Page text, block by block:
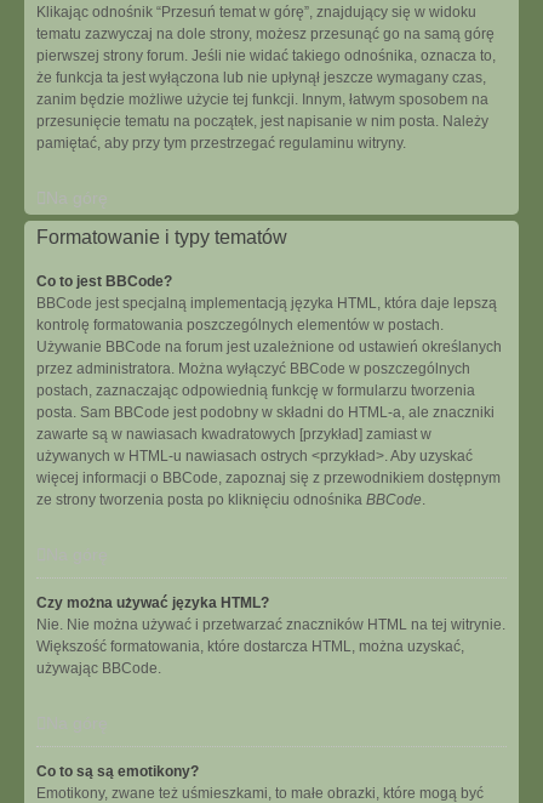
Klikając odnośnik “Przesuń temat w górę”, znajdujący się w widoku
tematu zazwyczaj na dole strony, możesz przesunąć go na samą górę
pierwszej strony forum. Jeśli nie widać takiego odnośnika, oznacza to,
że funkcja ta jest wyłączona lub nie upłynął jeszcze wymagany czas,
zanim będzie możliwe użycie tej funkcji. Innym, łatwym sposobem na
przesunięcie tematu na początek, jest napisanie w nim posta. Należy
pamiętać, aby przy tym przestrzegać regulaminu witryny.
Na górę
Formatowanie i typy tematów
Co to jest BBCode?
BBCode jest specjalną implementacją języka HTML, która daje lepszą
kontrolę formatowania poszczególnych elementów w postach.
Używanie BBCode na forum jest uzależnione od ustawień określanych
przez administratora. Można wyłączyć BBCode w poszczególnych
postach, zaznaczając odpowiednią funkcję w formularzu tworzenia
posta. Sam BBCode jest podobny w składni do HTML-a, ale znaczniki
zawarte są w nawiasach kwadratowych [przykład] zamiast w
używanych w HTML-u nawiasach ostrych <przykład>. Aby uzyskać
więcej informacji o BBCode, zapoznaj się z przewodnikiem dostępnym
ze strony tworzenia posta po kliknięciu odnośnika BBCode.
Czy można używać języka HTML?
Nie. Nie można używać i przetwarzać znaczników HTML na tej witrynie.
Większość formatowania, które dostarcza HTML, można uzyskać,
używając BBCode.
Co to są są emotikony?
Emotikony, zwane też uśmieszkami, to małe obrazki, które mogą być